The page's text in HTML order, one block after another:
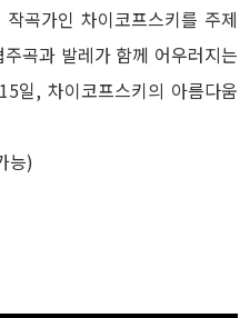
곡가인 차이코프스키를 주제
곡과 발레가 함께 어우러지는
일, 차이코프스키의 아름다움
능)